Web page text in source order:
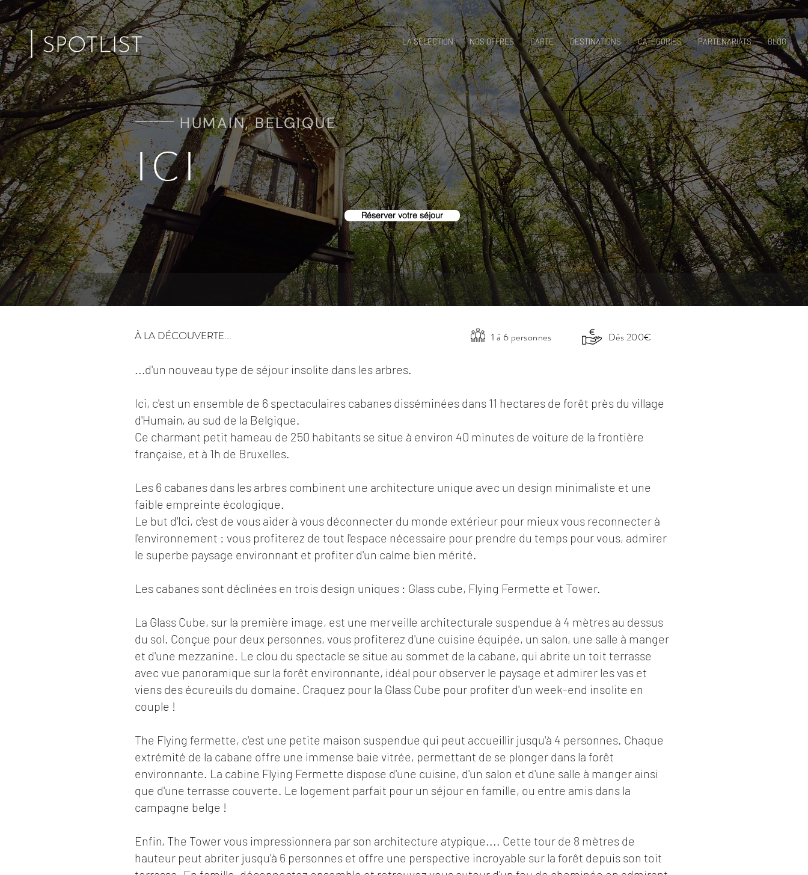
LA SÉLÉCTION NOS OFFRES CARTE DESTINATIONS CATÉGORIES PARTENARIATS BLOG
HUMAIN, BELGIQUE
ICI
Réserver votre séjour
À LA DÉCOUVERTE... 1 à 6 personnes Dès 200€
...d'un nouveau type de séjour insolite dans les arbres.
Ici, c'est un ensemble de 6 spectaculaires cabanes disséminées dans 11 hectares de forêt près du village
d'Humain, au sud de la Belgique.
Ce charmant petit hameau de 250 habitants se situe à environ 40 minutes de voiture de la frontière
française, et à 1h de Bruxelles.
Les 6 cabanes dans les arbres combinent une architecture unique avec un design minimaliste et une
faible empreinte écologique.
Le but d'Ici, c'est de vous aider à vous déconnecter du monde extérieur pour mieux vous reconnecter à
l'environnement : vous profiterez de tout l'espace nécessaire pour prendre du temps pour vous, admirer
le superbe paysage environnant et profiter d'un calme bien mérité.
Les cabanes sont déclinées en trois design uniques : Glass cube, Flying Fermette et Tower.
La Glass Cube, sur la première image, est une merveille architecturale suspendue à 4 mètres au dessus
du sol. Conçue pour deux personnes, vous profiterez d'une cuisine équipée, un salon, une salle à manger
et d'une mezzanine. Le clou du spectacle se situe au sommet de la cabane, qui abrite un toit terrasse
avec vue panoramique sur la forêt environnante, idéal pour observer le paysage et admirer les vas et
viens des écureuils du domaine. Craquez pour la Glass Cube pour profiter d'un week-end insolite en
couple !
The Flying fermette, c'est une petite maison suspendue qui peut accueillir jusqu'à 4 personnes. Chaque
extrémité de la cabane offre une immense baie vitrée, permettant de se plonger dans la forêt
environnante. La cabine Flying Fermette dispose d'une cuisine, d'un salon et d'une salle à manger ainsi
que d'une terrasse couverte. Le logement parfait pour un séjour en famille, ou entre amis dans la
campagne belge !
Enfin, The Tower vous impressionnera par son architecture atypique.... Cette tour de 8 mètres de
hauteur peut abriter jusqu'à 6 personnes et offre une perspective incroyable sur la forêt depuis son toit